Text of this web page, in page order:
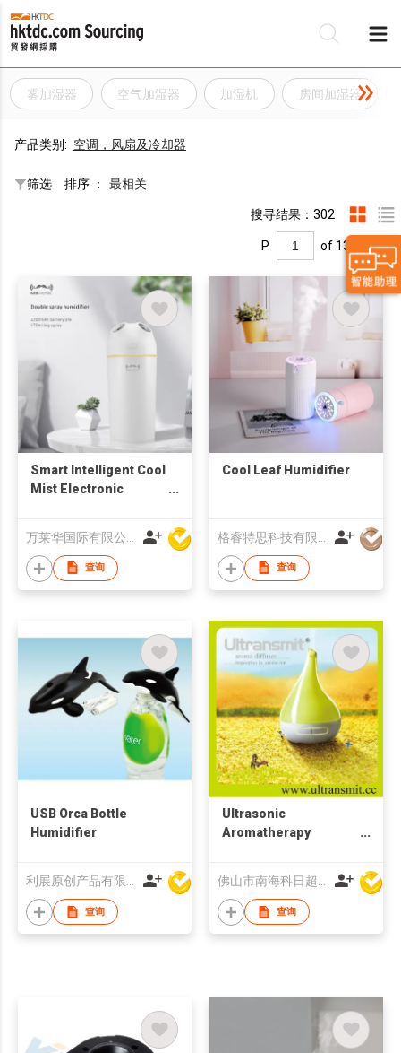
雾加湿器 空气加湿器 加湿机 房间加湿器
产品类别: 空调，风扇及冷却器
筛选 排序 ： 最相关
搜寻结果：302
P. of 13
Smart Intelligent Cool
Mist Electronic
查询
Cool Leaf Humidifier
查询
USB Orca Bottle
Humidifier
查询
Ultrasonic
Aromatherapy
查询